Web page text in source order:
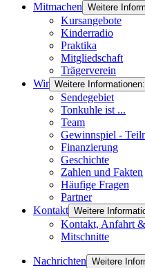
Mitmachen Weitere
Kursangebote
Kinderradio
Praktika
Mitgliedschaft
Trägerverein
Wir Weitere
Sendegebiet
Tonkuhle ist ...
Team
Gewinnspiel -
Finanzierung
Geschichte
Zahlen und Fakten
Häufige Fragen
Partner
Kontakt Weitere
Kontakt, Anfahrt
Mitschnitte
Nachrichten Weitere